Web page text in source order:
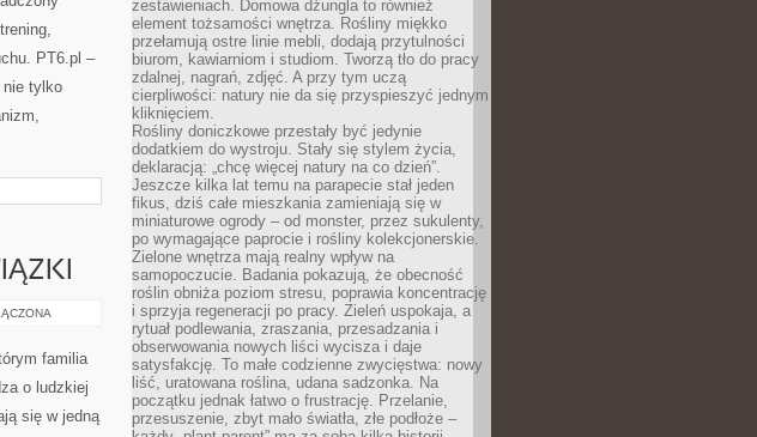
PT6.pl –
nie tylko
familia
o ludzkiej
się w jedną
zestawieniach. Domowa dżungla to również
element tożsamości wnętrza. Rośliny miękko
przełamują ostre linie mebli, dodają przytulności
biurom, kawiarniom i studiom. Tworzą tło do pracy
zdalnej, nagrań, zdjęć. A przy tym uczą
cierpliwości: natury nie da się przyspieszyć jednym
kliknięciem.
Rośliny doniczkowe przestały być jedynie
dodatkiem do wystroju. Stały się stylem życia,
deklaracją: „chcę więcej natury na co dzień”.
Jeszcze kilka lat temu na parapecie stał jeden
fikus, dziś całe mieszkania zamieniają się w
miniaturowe ogrody – od monster, przez sukulenty,
po wymagające paprocie i rośliny kolekcjonerskie.
Zielone wnętrza mają realny wpływ na
samopoczucie. Badania pokazują, że obecność
roślin obniża poziom stresu, poprawia koncentrację
i sprzyja regeneracji po pracy. Zieleń uspokaja, a
rytuał podlewania, zraszania, przesadzania i
obserwowania nowych liści wycisza i daje
satysfakcję. To małe codzienne zwycięstwa: nowy
liść, uratowana roślina, udana sadzonka. Na
początku jednak łatwo o frustrację. Przelanie,
przesuszenie, zbyt mało światła, złe podłoże –